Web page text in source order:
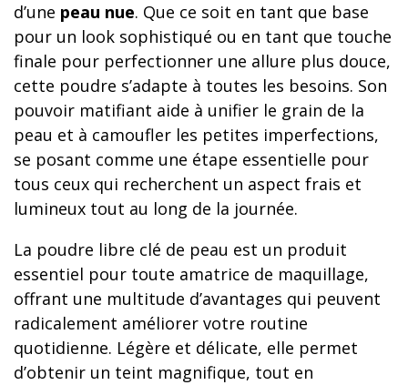
d’une peau nue. Que ce soit en tant que base
pour un look sophistiqué ou en tant que touche
finale pour perfectionner une allure plus douce,
cette poudre s’adapte à toutes les besoins. Son
pouvoir matifiant aide à unifier le grain de la
peau et à camoufler les petites imperfections,
se posant comme une étape essentielle pour
tous ceux qui recherchent un aspect frais et
lumineux tout au long de la journée.
La poudre libre clé de peau est un produit
essentiel pour toute amatrice de maquillage,
offrant une multitude d’avantages qui peuvent
radicalement améliorer votre routine
quotidienne. Légère et délicate, elle permet
d’obtenir un teint magnifique, tout en